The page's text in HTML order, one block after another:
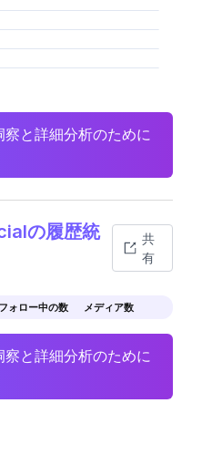
と詳細分析のために
の履歴統
共
有
フォロー中の数 メディア数
と詳細分析のために